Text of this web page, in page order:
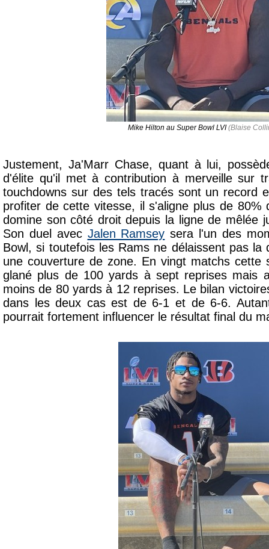
Mike Hilton au Super Bowl LVI(Blaise
Justement, Ja'Marr Chase, quant à lui,
d'élite qu'il met à contribution à merveille sur
touchdowns sur des tels tracés sont un record
profiter de cette vitesse, il s'aligne plus de 80%
domine son côté droit depuis la ligne de mêlée
Son duel avec Jalen Ramsey sera l'un des
Bowl, si toutefois les Rams ne délaissent pas la
une couverture de zone. En vingt matchs cette
glané plus de 100 yards à sept reprises mais
moins de 80 yards à 12 reprises. Le bilan
dans les deux cas est de 6-1 et de 6-6.
pourrait fortement influencer le résultat final du